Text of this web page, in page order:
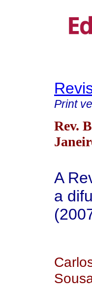
Print
Rev.
A
a